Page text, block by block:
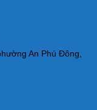
An Phú Đông,